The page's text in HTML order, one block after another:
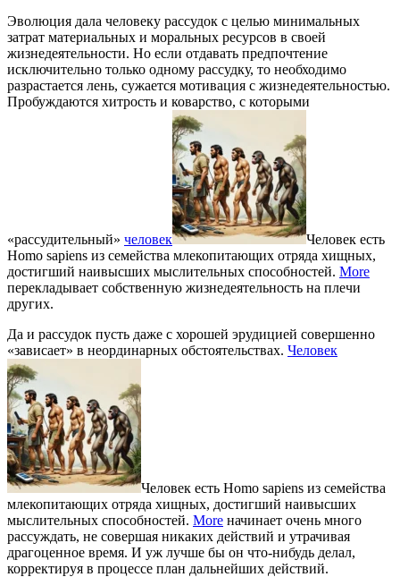
Эволюция дала человеку рассудок с целью минимальных
затрат материальных и моральных ресурсов в своей
жизнедеятельности. Но если отдавать предпочтение
исключительно только одному рассудку, то необходимо
разрастается лень, сужается мотивация с жизнедеятельностью.
Пробуждаются хитрость и коварство, с которыми
«рассудительный» человек
Человек есть
Homo sapiens из семейства млекопитающих отряда хищных,
достигший наивысших мыслительных способностей. More
перекладывает собственную жизнедеятельность на плечи
других.
Да и рассудок пусть даже с хорошей эрудицией совершенно
«зависает» в неординарных обстоятельствах. Человек
Человек есть Homo sapiens из семейства
млекопитающих отряда хищных, достигший наивысших
мыслительных способностей. More начинает очень много
рассуждать, не совершая никаких действий и утрачивая
драгоценное время. И уж лучше бы он что-нибудь делал,
корректируя в процессе план дальнейших действий.